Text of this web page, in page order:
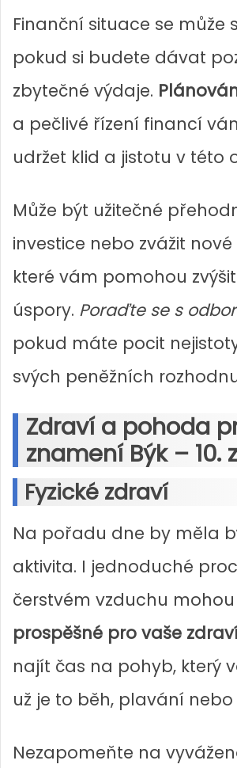
Finanční situace se může
pokud si budete dávat
zbytečné výdaje.
a pečlivé řízení financí
udržet klid a jistotu v této
Může být užitečné
investice nebo zvážit
které vám pomohou
úspory. Poraďte se s
pokud máte pocit
svých peněžních
Zdraví a pohoda
znamení Býk – 10.
Fyzické zdraví
Na pořadu dne by měla
aktivita. I jednoduché
čerstvém vzduchu
prospěšné pro vaše
najít čas na pohyb, který
už je to běh, plavání
Nezapomeňte na